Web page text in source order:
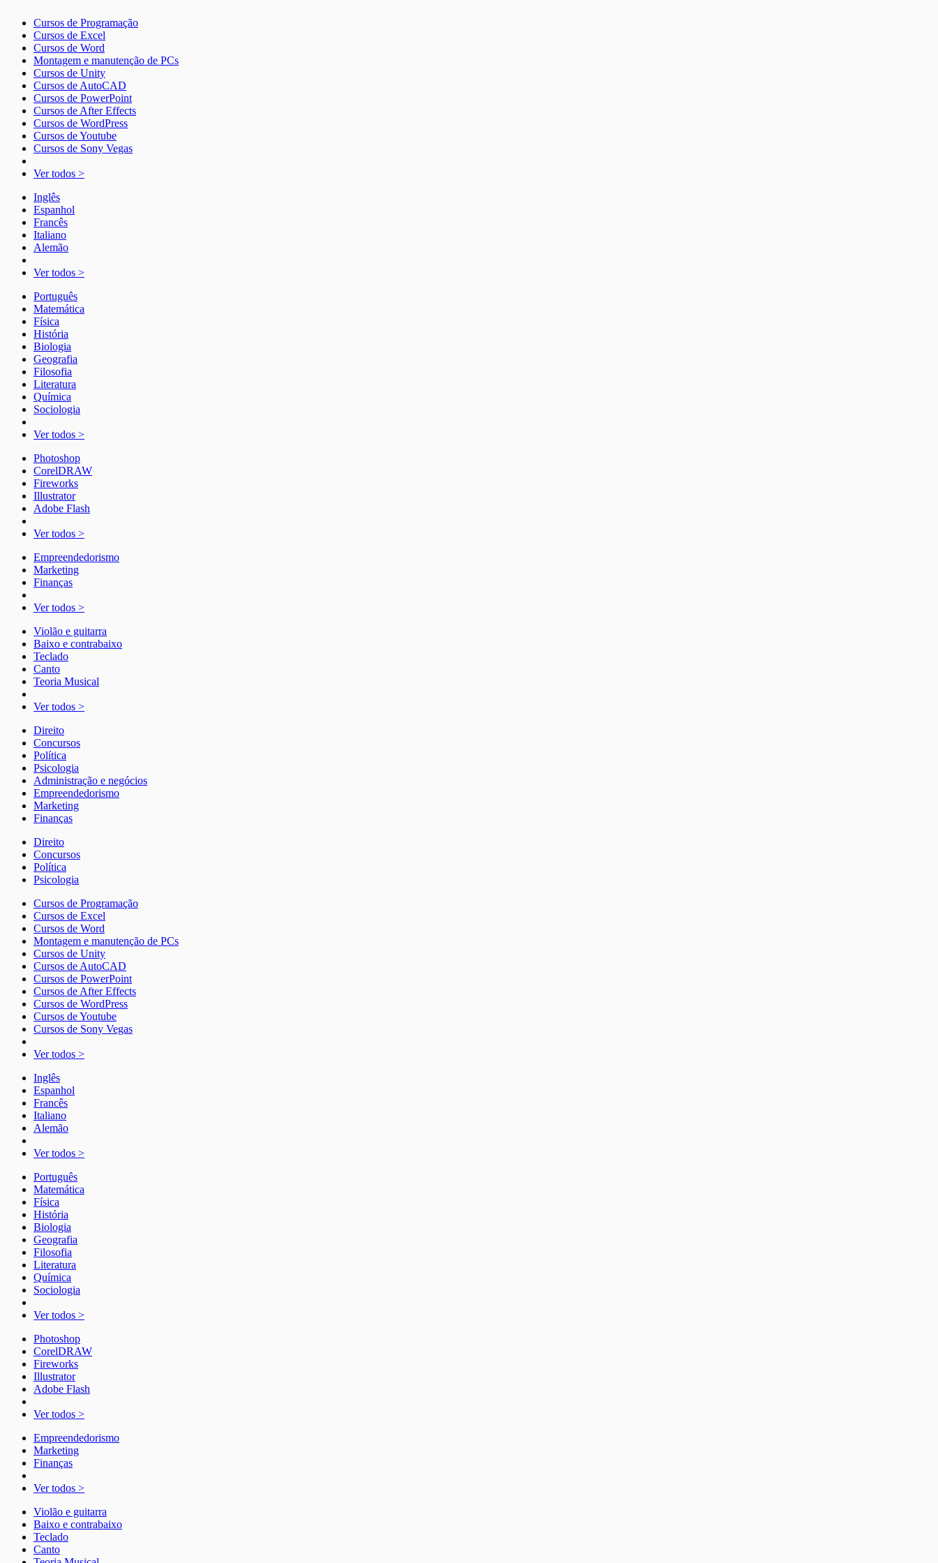
Cursos de Programação
Cursos de Excel
Cursos de Word
Montagem e manutenção de PCs
Cursos de Unity
Cursos de AutoCAD
Cursos de PowerPoint
Cursos de After Effects
Cursos de WordPress
Cursos de Youtube
Cursos de Sony Vegas
Ver todos >
Inglês
Espanhol
Francês
Italiano
Alemão
Ver todos >
Português
Matemática
Física
História
Biologia
Geografia
Filosofia
Literatura
Química
Sociologia
Ver todos >
Photoshop
CorelDRAW
Fireworks
Illustrator
Adobe Flash
Ver todos >
Empreendedorismo
Marketing
Finanças
Ver todos >
Violão e guitarra
Baixo e contrabaixo
Teclado
Canto
Teoria Musical
Ver todos >
Direito
Concursos
Política
Psicologia
Administração e negócios
Empreendedorismo
Marketing
Finanças
Direito
Concursos
Política
Psicologia
Cursos de Programação
Cursos de Excel
Cursos de Word
Montagem e manutenção de PCs
Cursos de Unity
Cursos de AutoCAD
Cursos de PowerPoint
Cursos de After Effects
Cursos de WordPress
Cursos de Youtube
Cursos de Sony Vegas
Ver todos >
Inglês
Espanhol
Francês
Italiano
Alemão
Ver todos >
Português
Matemática
Física
História
Biologia
Geografia
Filosofia
Literatura
Química
Sociologia
Ver todos >
Photoshop
CorelDRAW
Fireworks
Illustrator
Adobe Flash
Ver todos >
Empreendedorismo
Marketing
Finanças
Ver todos >
Violão e guitarra
Baixo e contrabaixo
Teclado
Canto